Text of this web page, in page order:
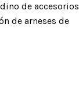
de accesorios
de arneses de